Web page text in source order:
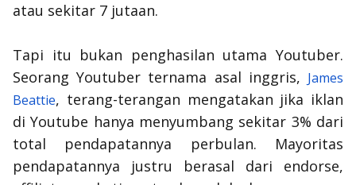
atau sekitar 7 jutaan.
Tapi itu bukan penghasilan utama Youtuber.
Seorang Youtuber ternama asal inggris, James
Beattie, terang-terangan mengatakan jika iklan
di Youtube hanya menyumbang sekitar 3% dari
total pendapatannya perbulan. Mayoritas
pendapatannya justru berasal dari endorse,